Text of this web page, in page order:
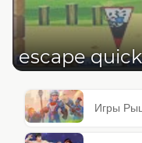
escape
Игры